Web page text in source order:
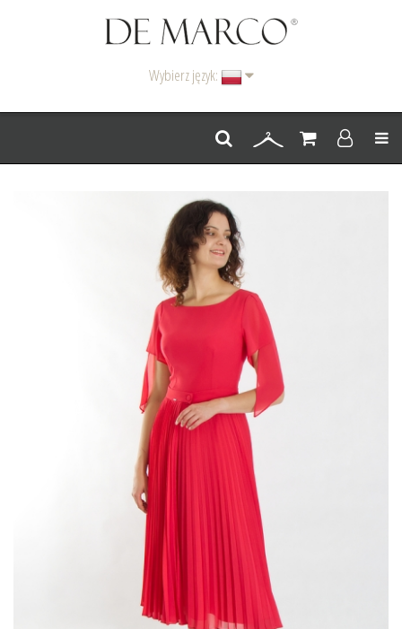
Wybierz język:
Menu